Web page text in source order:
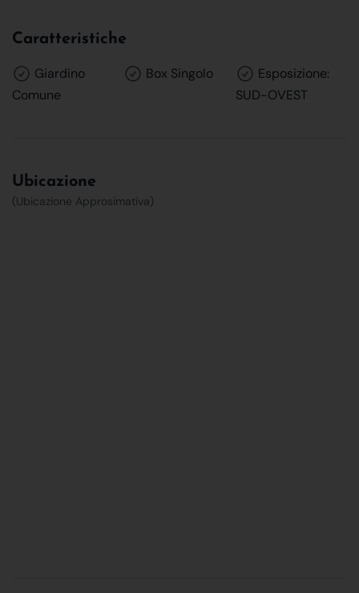
Caratteristiche
Giardino
Comune
Box Singolo
Esposizione:
SUD-OVEST
Ubicazione
(Ubicazione Approsimativa)